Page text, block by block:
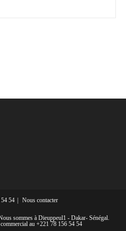
54 Nous contacter
sommes à Dieuppeul1 - Dakar- Sénégal.
au +221 78 156 54 54